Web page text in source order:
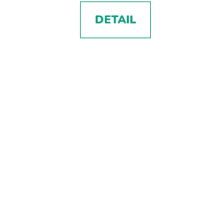
DETAIL